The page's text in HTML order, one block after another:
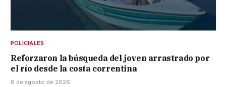
POLICIALES
Reforzaron la búsqueda del joven arrastrado por
el río desde la costa correntina
8 de agosto de 2026